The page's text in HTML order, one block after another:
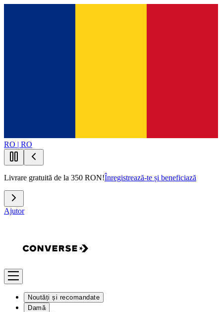
RO | RO
Livrare gratuită de la 350 RON!Înregistrează-te și beneficiază
Ajutor
Noutăți și recomandate
Damă